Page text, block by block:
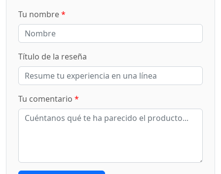
Tu nombre*
Título de la reseña
Tu comentario *